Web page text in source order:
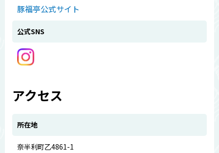
豚福亭公式サイト
公式SNS
アクセス
所在地
奈半利町乙4861-1